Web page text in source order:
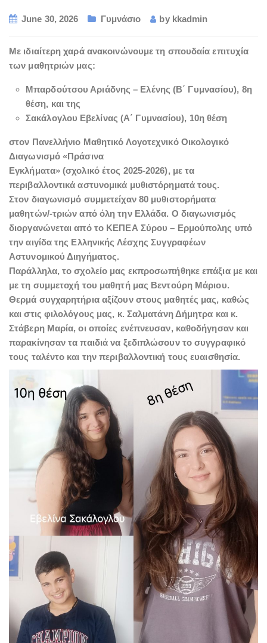
June 30, 2026 Γυμνάσιο by kkadmin
Με ιδιαίτερη χαρά ανακοινώνουμε τη σπουδαία επιτυχία
των μαθητριών μας:
Μπαρδούτσου Αριάδνης – Ελένης (Β΄ Γυμνασίου), 8η
θέση, και της
Σακάλογλου Εβελίνας (Α΄ Γυμνασίου), 10η θέση
στον Πανελλήνιο Μαθητικό Λογοτεχνικό Οικολογικό
Διαγωνισμό «Πράσινα
Εγκλήματα» (σχολικό έτος 2025-2026), με τα
περιβαλλοντικά αστυνομικά μυθιστόρηματά τους.
Στον διαγωνισμό συμμετείχαν 80 μυθιστορήματα
μαθητών/-τριών από όλη την Ελλάδα. Ο διαγωνισμός
διοργανώνεται από το ΚΕΠΕΑ Σύρου – Ερμούπολης υπό
την αιγίδα της Ελληνικής Λέσχης Συγγραφέων
Αστυνομικού Διηγήματος.
Παράλληλα, το σχολείο μας εκπροσωπήθηκε επάξια με και
με τη συμμετοχή του μαθητή μας Βεντούρη Μάριου.
Θερμά συγχαρητήρια αξίζουν στους μαθητές μας, καθώς
και στις φιλολόγους μας, κ. Σαλματάνη Δήμητρα και κ.
Στάβερη Μαρία, οι οποίες ενέπνευσαν, καθοδήγησαν και
παρακίνησαν τα παιδιά να ξεδιπλώσουν το συγγραφικό
τους ταλέντο και την περιβαλλοντική τους ευαισθησία.